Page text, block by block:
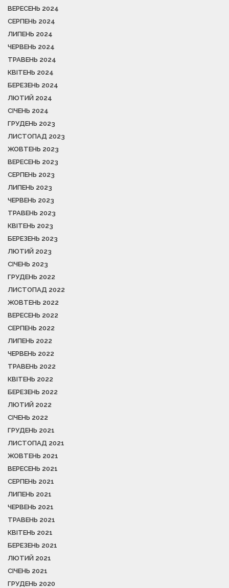
ВЕРЕСЕНЬ 2024
СЕРПЕНЬ 2024
ЛИПЕНЬ 2024
ЧЕРВЕНЬ 2024
ТРАВЕНЬ 2024
КВІТЕНЬ 2024
БЕРЕЗЕНЬ 2024
ЛЮТИЙ 2024
СІЧЕНЬ 2024
ГРУДЕНЬ 2023
ЛИСТОПАД 2023
ЖОВТЕНЬ 2023
ВЕРЕСЕНЬ 2023
СЕРПЕНЬ 2023
ЛИПЕНЬ 2023
ЧЕРВЕНЬ 2023
ТРАВЕНЬ 2023
КВІТЕНЬ 2023
БЕРЕЗЕНЬ 2023
ЛЮТИЙ 2023
СІЧЕНЬ 2023
ГРУДЕНЬ 2022
ЛИСТОПАД 2022
ЖОВТЕНЬ 2022
ВЕРЕСЕНЬ 2022
СЕРПЕНЬ 2022
ЛИПЕНЬ 2022
ЧЕРВЕНЬ 2022
ТРАВЕНЬ 2022
КВІТЕНЬ 2022
БЕРЕЗЕНЬ 2022
ЛЮТИЙ 2022
СІЧЕНЬ 2022
ГРУДЕНЬ 2021
ЛИСТОПАД 2021
ЖОВТЕНЬ 2021
ВЕРЕСЕНЬ 2021
СЕРПЕНЬ 2021
ЛИПЕНЬ 2021
ЧЕРВЕНЬ 2021
ТРАВЕНЬ 2021
КВІТЕНЬ 2021
БЕРЕЗЕНЬ 2021
ЛЮТИЙ 2021
СІЧЕНЬ 2021
ГРУДЕНЬ 2020